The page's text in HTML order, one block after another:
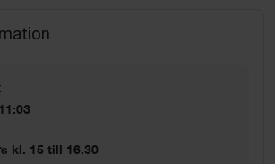
kl. 15 till 16.30